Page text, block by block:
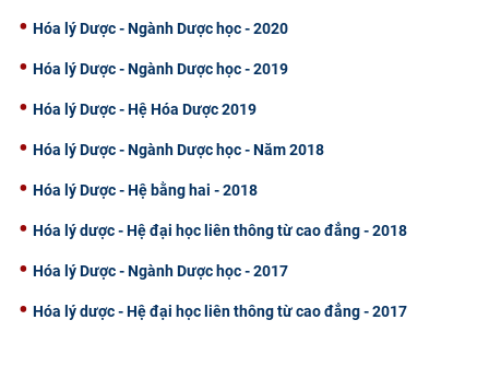
Hóa lý Dược - Ngành Dược học - 2020
Hóa lý Dược - Ngành Dược học - 2019
Hóa lý Dược - Hệ Hóa Dược 2019
Hóa lý Dược - Ngành Dược học - Năm 2018
Hóa lý Dược - Hệ bằng hai - 2018
Hóa lý dược - Hệ đại học liên thông từ cao đẳng - 2018
Hóa lý Dược - Ngành Dược học - 2017
Hóa lý dược - Hệ đại học liên thông từ cao đẳng - 2017